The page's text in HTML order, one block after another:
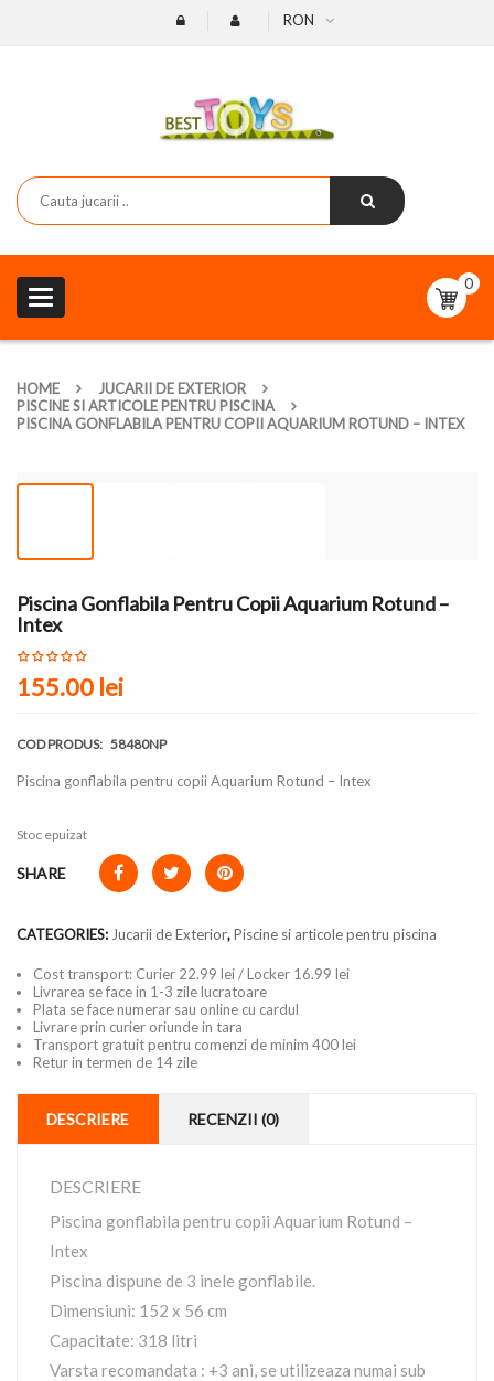
RON
Toggle
navigation
0
HOME
JUCARII DE EXTERIOR
PISCINE SI ARTICOLE PENTRU PISCINA
PISCINA GONFLABILA PENTRU COPII AQUARIUM ROTUND – INTEX
Piscina Gonflabila Pentru Copii Aquarium Rotund –
Intex
155.00 lei
COD PRODUS: 58480NP
Piscina gonflabila pentru copii Aquarium Rotund – Intex
Stoc epuizat
SHARE
CATEGORIES: Jucarii de Exterior,Piscine si articole pentru piscina
Cost transport: Curier 22.99 lei / Locker 16.99 lei
Livrarea se face in 1-3 zile lucratoare
Plata se face numerar sau online cu cardul
Livrare prin curier oriunde in tara
Transport gratuit pentru comenzi de minim 400 lei
Retur in termen de 14 zile
DESCRIERE RECENZII (0)
DESCRIERE
Piscina gonflabila pentru copii Aquarium Rotund –
Intex
Piscina dispune de 3 inele gonflabile.
Dimensiuni: 152 x 56 cm
Capacitate: 318 litri
Varsta recomandata : +3 ani, se utilizeaza numai sub